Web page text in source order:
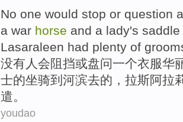
No one would stop or question a
a war horse and a lady's saddle
Lasaraleen had plenty of
没有人 会阻挡或盘问一个衣服华
士的坐骑到 河滨去的 ， 拉斯阿拉
遣。
youdao